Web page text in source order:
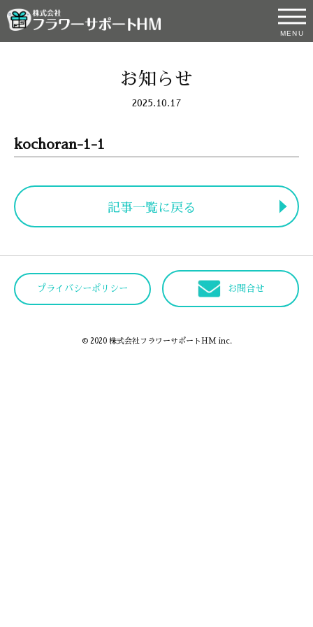
お知らせ
2025.10.17
kochoran-1-1
記事一覧に戻る
プライバシーポリシー お問合せ
© 2020 株式会社フラワーサポートHM inc.
MENU